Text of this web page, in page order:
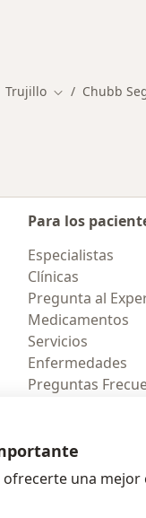
Trujillo Cambiar de
Chubb
Para los
Especialistas
Clínicas
Pregunta al
Medicamentos
Servicios
Enfermedades
Preguntas
se abrese
una mejor